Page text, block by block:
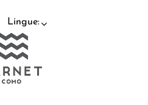
Lingue: